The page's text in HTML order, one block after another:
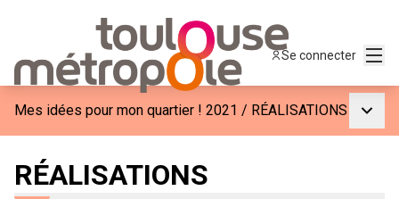
Se connecter
Mes idées pour mon quartier ! 2021 / RÉALISATIONS
RÉALISATIONS